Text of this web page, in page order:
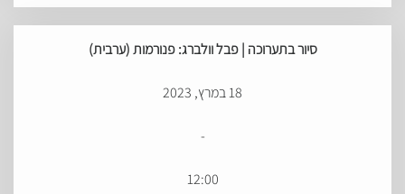
סיורבתערוכה |פבלוולברג:פנורמות (ערבית)
18 במרץ, 2023
-
12:00